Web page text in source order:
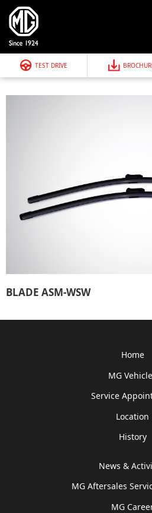
TEST DRIVE
BLADE ASM-WSW
Home
MG
Service
Location
History
News &
MG Aftersales
MG